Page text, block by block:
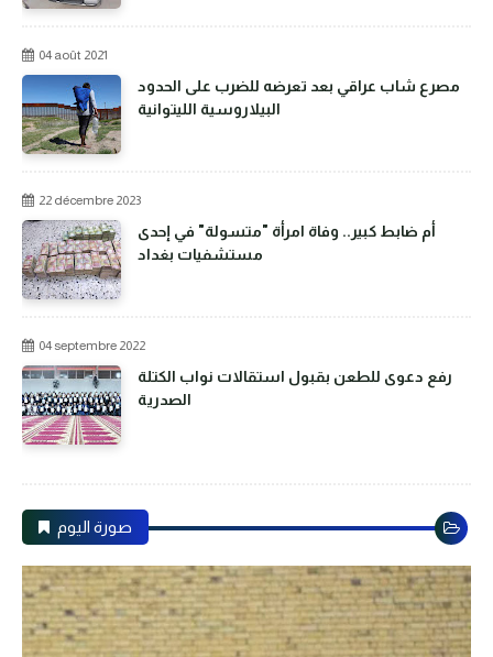
04 août 2021
مصرع شاب عراقي بعد تعرضه للضرب على الحدود
البيلاروسية الليتوانية
22 décembre 2023
أم ضابط كبير.. وفاة امرأة "متسولة" في إحدى
مستشفيات بغداد
04 septembre 2022
رفع دعوى للطعن بقبول استقالات نواب الكتلة
الصدرية
صورة اليوم